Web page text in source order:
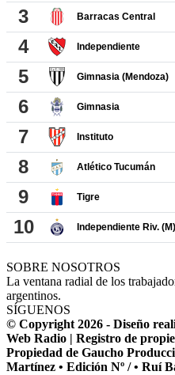
SOBRE NOSOTROS
La ventana radial de los
argentinos.
SÍGUENOS
© Copyright 2026 - Diseño
Web Radio | Registro de
Propiedad de Gaucho
Martínez • Edición Nº / • Ruí